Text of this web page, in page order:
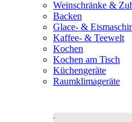
Weinschränke &
Backen
Glace- &
Kaffee- & Teewelt
Kochen
Kochen am Tisch
Küchengeräte
Raumklimageräte